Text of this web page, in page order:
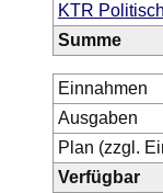
KTR
Summe
Einnahmen
Ausgaben
Plan (zzgl.
Verfügbar